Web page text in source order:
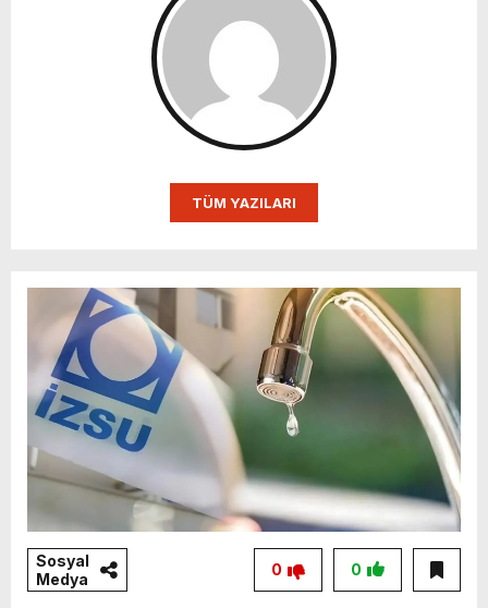
TÜM YAZILARI
Sosyal
Medya
0
0